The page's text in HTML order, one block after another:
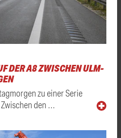
DER A8 ZWISCHEN ULM-
zu einer Serie
den …